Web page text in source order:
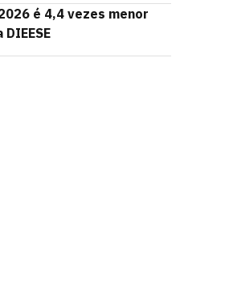
é 4,4 vezes menor